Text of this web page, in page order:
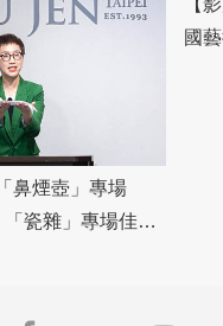
鼻煙壺」專場
瓷雜」專場佳績